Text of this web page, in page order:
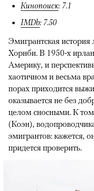
Кинопоиск: 7.1
IMDb: 7.50
Эмигрантская
Хорнби. В 1950-х
Америку, и
хаотичном и весьма
порах приходится
оказывается не без
целом сносными. К
(Коэн),
эмигрантов: кажется,
придется проверить.